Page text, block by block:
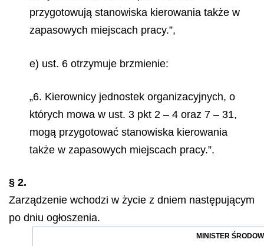
przygotowują stanowiska kierowania także w
zapasowych miejscach pracy.”,
e) ust. 6 otrzymuje brzmienie:
„6. Kierownicy jednostek organizacyjnych, o
których mowa w ust. 3 pkt 2 – 4 oraz 7 – 31,
mogą przygotować stanowiska kierowania
także w zapasowych miejscach pracy.”.
§ 2.
Zarządzenie wchodzi w życie z dniem następującym
po dniu ogłoszenia.
MINISTER